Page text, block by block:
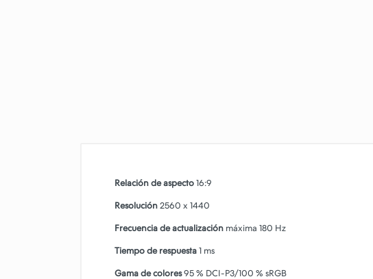
Relación de aspecto 16:9
Resolución 2560 x 1440
Frecuencia de actualización máxima 180 Hz
Tiempo de respuesta 1 ms
Gama de colores95 % DCI-P3/100 % sRGB